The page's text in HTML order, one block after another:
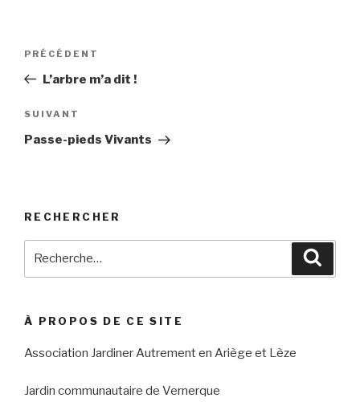
Navigation
l’article
Article
précédent
PRÉCÉDENT
L’arbre m’a dit !
Article
suivant
SUIVANT
Passe-pieds Vivants
RECHERCHER
À PROPOS DE CE SITE
Association Jardiner Autrement en Ariège et Lèze
Jardin communautaire de Vernerque